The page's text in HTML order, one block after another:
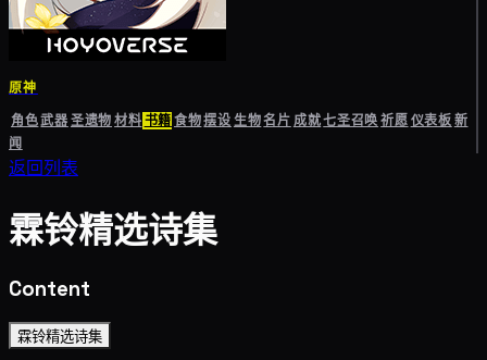
原神
角色武器圣遗物材料书籍食物摆设生物名片成就七圣召唤祈愿仪表板新
闻
返回列表
霖铃精选诗集
Content
霖铃精选诗集